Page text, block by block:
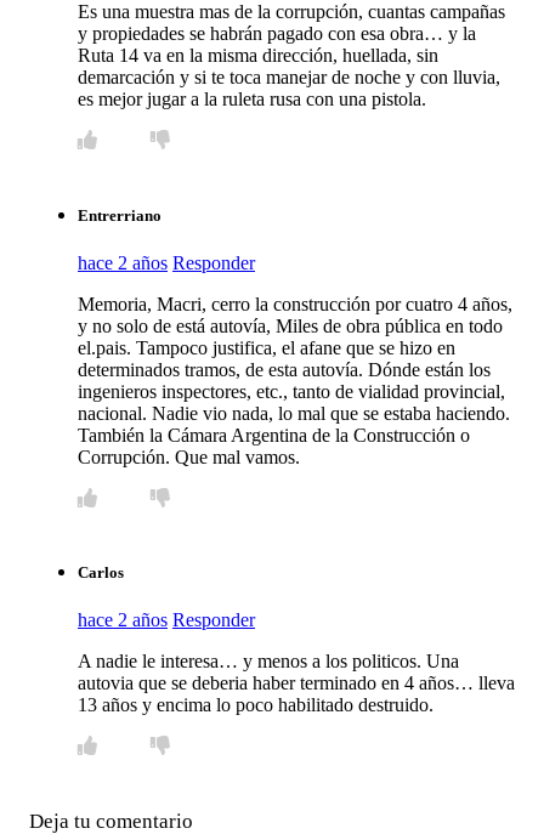
Es una muestra mas de la corrupción, cuantas campañas
y propiedades se habrán pagado con esa obra… y la
Ruta 14 va en la misma dirección, huellada, sin
demarcación y si te toca manejar de noche y con lluvia,
es mejor jugar a la ruleta rusa con una pistola.
Entrerriano
hace 2 años Responder
Memoria, Macri, cerro la construcción por cuatro 4 años,
y no solo de está autovía, Miles de obra pública en todo
el.pais. Tampoco justifica, el afane que se hizo en
determinados tramos, de esta autovía. Dónde están los
ingenieros inspectores, etc., tanto de vialidad provincial,
nacional. Nadie vio nada, lo mal que se estaba haciendo.
También la Cámara Argentina de la Construcción o
Corrupción. Que mal vamos.
Carlos
hace 2 años Responder
A nadie le interesa… y menos a los politicos. Una
autovia que se deberia haber terminado en 4 años… lleva
13 años y encima lo poco habilitado destruido.
Deja tu comentario